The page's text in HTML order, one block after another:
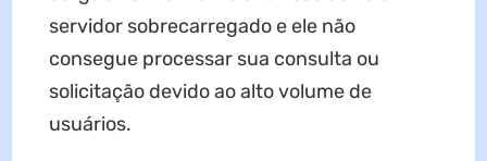
servidor sobrecarregado e ele não
consegue processar sua consulta ou
solicitação devido ao alto volume de
usuários.